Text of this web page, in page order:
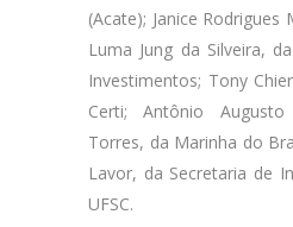
(Acate); Janice Rodrigues
Luma Jung da Silveira,
Investimentos; Tony
Certi; Antônio
Torres, da Marinha do
Lavor, da Secretaria de
UFSC.